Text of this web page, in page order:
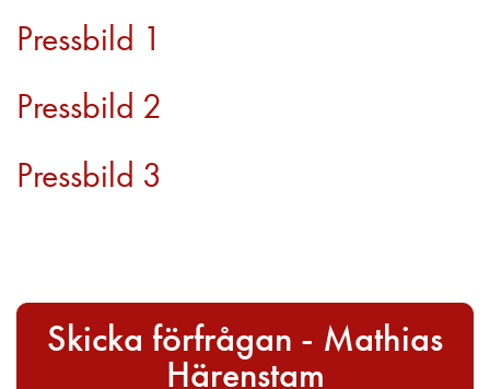
Pressbild 1
Pressbild 2
Pressbild 3
Skicka förfrågan - Mathias
Härenstam